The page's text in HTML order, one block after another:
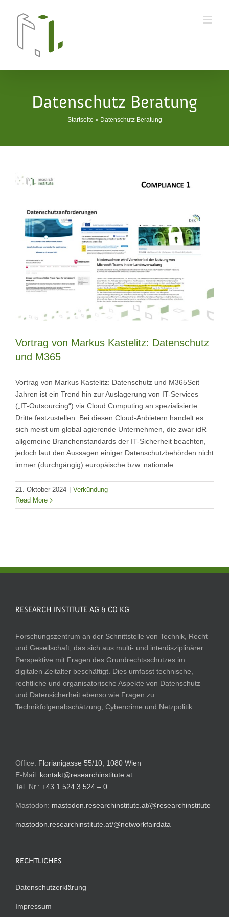
Datenschutz Beratung
Startseite » Datenschutz Beratung
Vortrag von Markus Kastelitz: Datenschutz
und M365
Vortrag von Markus Kastelitz: Datenschutz und M365Seit
Jahren ist ein Trend hin zur Auslagerung von IT-Services
(„IT-Outsourcing“) via Cloud Computing an spezialisierte
Dritte festzustellen. Bei diesen Cloud-Anbietern handelt es
sich meist um global agierende Unternehmen, die zwar idR
allgemeine Branchenstandards der IT-Sicherheit beachten,
jedoch laut den Aussagen einiger Datenschutzbehörden nicht
immer (durchgängig) europäische bzw. nationale
21. Oktober 2024
Verkündung
Read More
RESEARCH INSTITUTE AG & CO KG
Forschungszentrum an der Schnittstelle von Technik, Recht
und Gesellschaft, das sich aus multi- und interdisziplinärer
Perspektive mit Fragen des Grundrechtsschutzes im
digitalen Zeitalter beschäftigt. Dies umfasst technische,
rechtliche und organisatorische Aspekte von Datenschutz
und Datensicherheit ebenso wie Fragen zu
Technikfolgenabschätzung, Cybercrime und Netzpolitik.
Office: Florianigasse 55/10, 1080 Wien
E-Mail: kontakt@researchinstitute.at
Tel. Nr.: +43 1 524 3 524 – 0
Mastodon: mastodon.researchinstitute.at/@researchinstitute
mastodon.researchinstitute.at/@networkfairdata
RECHTLICHES
Datenschutzerklärung
Impressum